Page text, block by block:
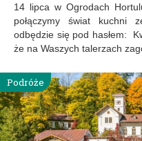
14 lipca w Ogrodach
połączymy świat kuchni
odbędzie się pod hasłem:
że na Waszych talerzach
Podróże